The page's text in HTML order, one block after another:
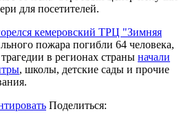
для посетителей.
кемеровский ТРЦ "Зимняя
пожара погибли 64 человека,
в регионах страны начали
, школы, детские сады и прочие
Поделиться: